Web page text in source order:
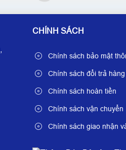
CHÍNH SÁCH
Chính sách bảo mật
Chính sách đổi trả hàng
Chính sách hoàn tiền
Chính sách vận chuyển
Chính sách giao nhận